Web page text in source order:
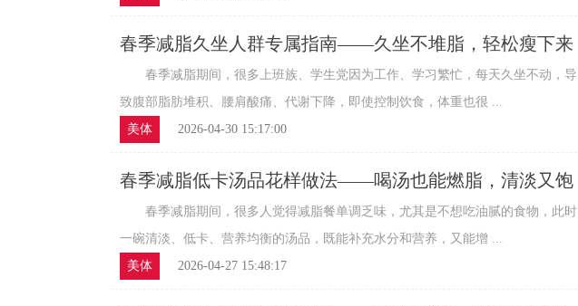
春季减脂久坐人群专属指南——久坐不堆脂，轻松瘦下来
春季减脂期间，很多上班族、学生党因为工作、学习繁忙，每天久坐不动，导
致腹部脂肪堆积、腰肩酸痛、代谢下降，即使控制饮食，体重也很 ...
美体
2026-04-30 15:17:00
春季减脂低卡汤品花样做法——喝汤也能燃脂，清淡又饱
春季减脂期间，很多人觉得减脂餐单调乏味，尤其是不想吃油腻的食物，此时
一碗清淡、低卡、营养均衡的汤品，既能补充水分和营养，又能增 ...
美体
2026-04-27 15:48:17